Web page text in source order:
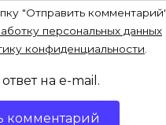
"Отправить
персональных данных
конфиденциальности.
на e-mail.